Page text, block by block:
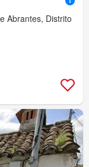
Abrantes, Distrito